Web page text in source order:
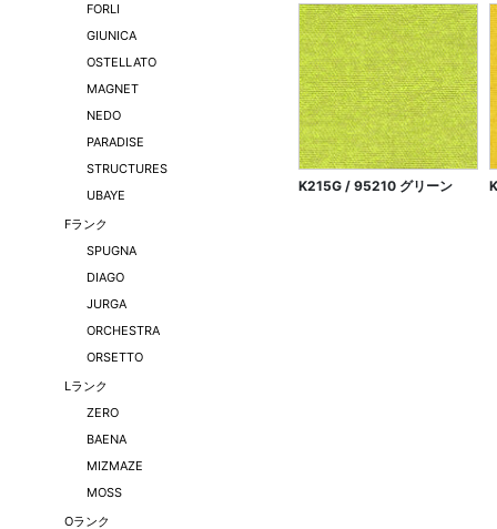
K215G / 95210 グリーン
FORLI
GIUNICA
OSTELLATO
MAGNET
NEDO
PARADISE
STRUCTURES
UBAYE
Fランク
SPUGNA
DIAGO
JURGA
ORCHESTRA
ORSETTO
Lランク
ZERO
BAENA
MIZMAZE
MOSS
Oランク